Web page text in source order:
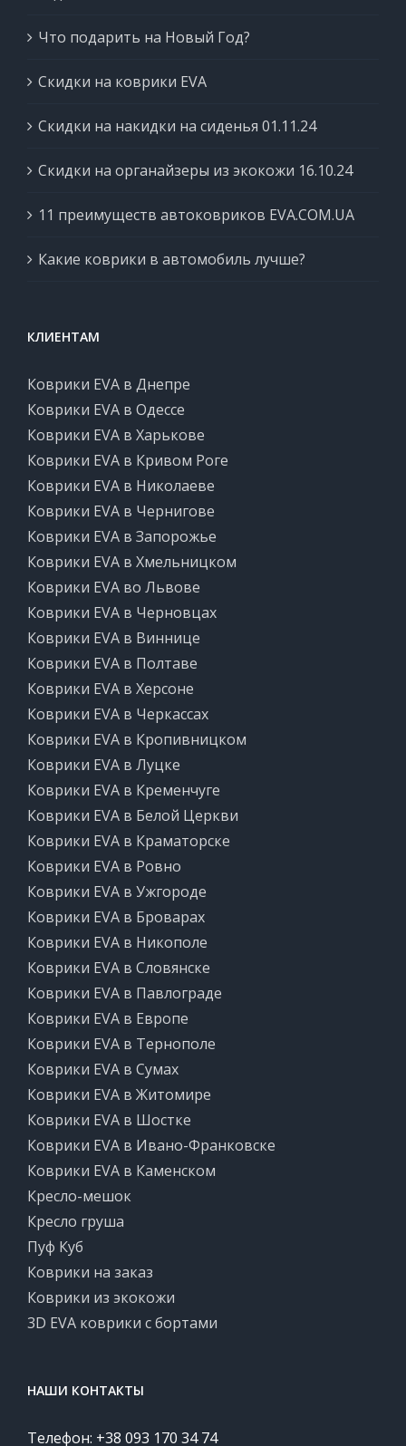
Что подарить на Новый Год?
Скидки на коврики EVA
Скидки на накидки на сиденья 01.11.24
Скидки на органайзеры из экокожи 16.10.24
11 преимуществ автоковриков EVA.COM.UA
Какие коврики в автомобиль лучше?
КЛИЕНТАМ
Коврики EVA в Днепре
Коврики EVA в Одессе
Коврики EVA в Харькове
Коврики EVA в Кривом Роге
Коврики EVA в Николаеве
Коврики EVA в Чернигове
Коврики EVA в Запорожье
Коврики EVA в Хмельницком
Коврики EVA во Львове
Коврики EVA в Черновцах
Коврики EVA в Виннице
Коврики EVA в Полтаве
Коврики EVA в Херсоне
Коврики EVA в Черкассах
Коврики EVA в Кропивницком
Коврики EVA в Луцке
Коврики EVA в Кременчуге
Коврики EVA в Белой Церкви
Коврики EVA в Краматорске
Коврики EVA в Ровно
Коврики EVA в Ужгороде
Коврики EVA в Броварах
Коврики EVA в Никополе
Коврики EVA в Словянске
Коврики EVA в Павлограде
Коврики EVA в Европе
Коврики EVA в Тернополе
Коврики EVA в Сумах
Коврики EVA в Житомире
Коврики EVA в Шостке
Коврики EVA в Ивано-Франковске
Коврики EVA в Каменском
Кресло-мешок
Кресло груша
Пуф Куб
Коврики на заказ
Коврики из экокожи
3D EVA коврики с бортами
НАШИ КОНТАКТЫ
Телефон: +38 093 170 34 74